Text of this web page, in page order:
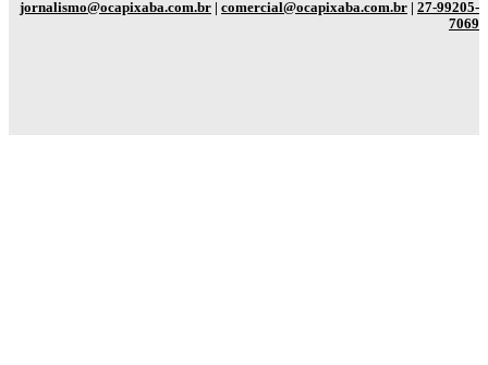
jornalismo@ocapixaba.com.br | comercial@ocapixaba.com.br | 27-99205-
7069